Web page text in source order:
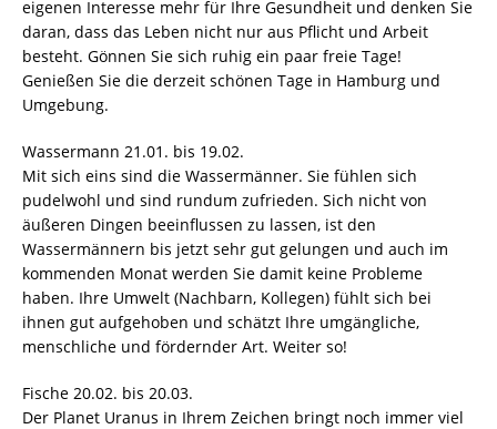
eigenen Interesse mehr für Ihre Gesundheit und denken Sie
daran, dass das Leben nicht nur aus Pflicht und Arbeit
besteht. Gönnen Sie sich ruhig ein paar freie Tage!
Genießen Sie die derzeit schönen Tage in Hamburg und
Umgebung.
Wassermann 21.01. bis 19.02.
Mit sich eins sind die Wassermänner. Sie fühlen sich
pudelwohl und sind rundum zufrieden. Sich nicht von
äußeren Dingen beeinflussen zu lassen, ist den
Wassermännern bis jetzt sehr gut gelungen und auch im
kommenden Monat werden Sie damit keine Probleme
haben. Ihre Umwelt (Nachbarn, Kollegen) fühlt sich bei
ihnen gut aufgehoben und schätzt Ihre umgängliche,
menschliche und fördernder Art. Weiter so!
Fische 20.02. bis 20.03.
Der Planet Uranus in Ihrem Zeichen bringt noch immer viel